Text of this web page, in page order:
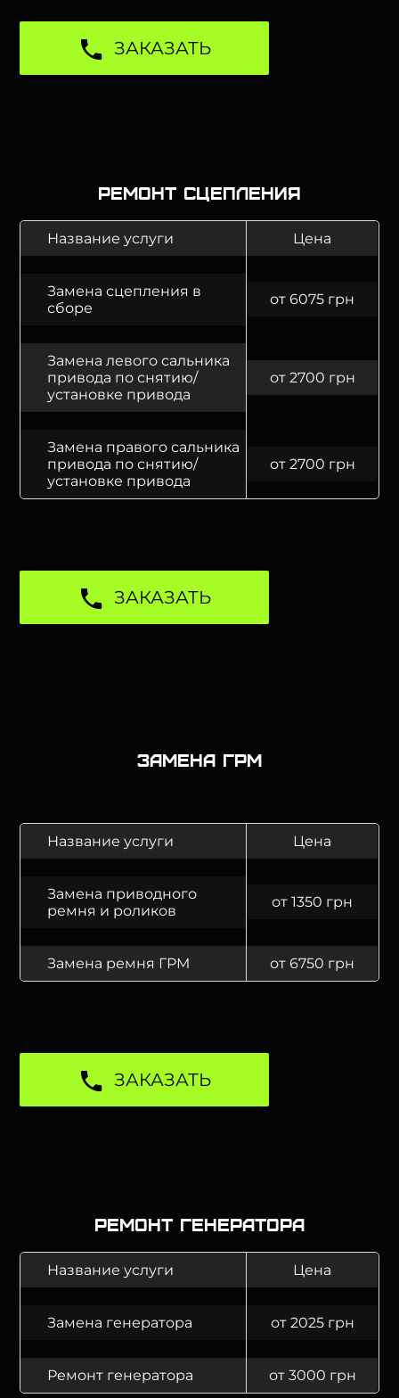
ЗАКАЗАТЬ
Ремонт сцепления
Название услуги Цена
Замена сцепления в
сборе
от 6075 грн
Замена левого сальника
привода по снятию/
установке привода
от 2700 грн
Замена правого сальника
привода по снятию/
установке привода
от 2700 грн
ЗАКАЗАТЬ
Замена ГРМ
Название услуги Цена
Замена приводного
ремня и роликов
от 1350 грн
Замена ремня ГРМ от 6750 грн
ЗАКАЗАТЬ
Ремонт генератора
Название услуги Цена
Замена генератора от 2025 грн
Ремонт генератора от 3000 грн